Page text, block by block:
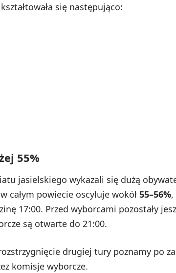
się następująco:
55%
jasielskiego wykazali się dużą
całym powiecie oscyluje wokół 55–56%
17:00. Przed wyborcami pozostały
są otwarte do 21:00.
drugiej tury poznamy po
komisje wyborcze.